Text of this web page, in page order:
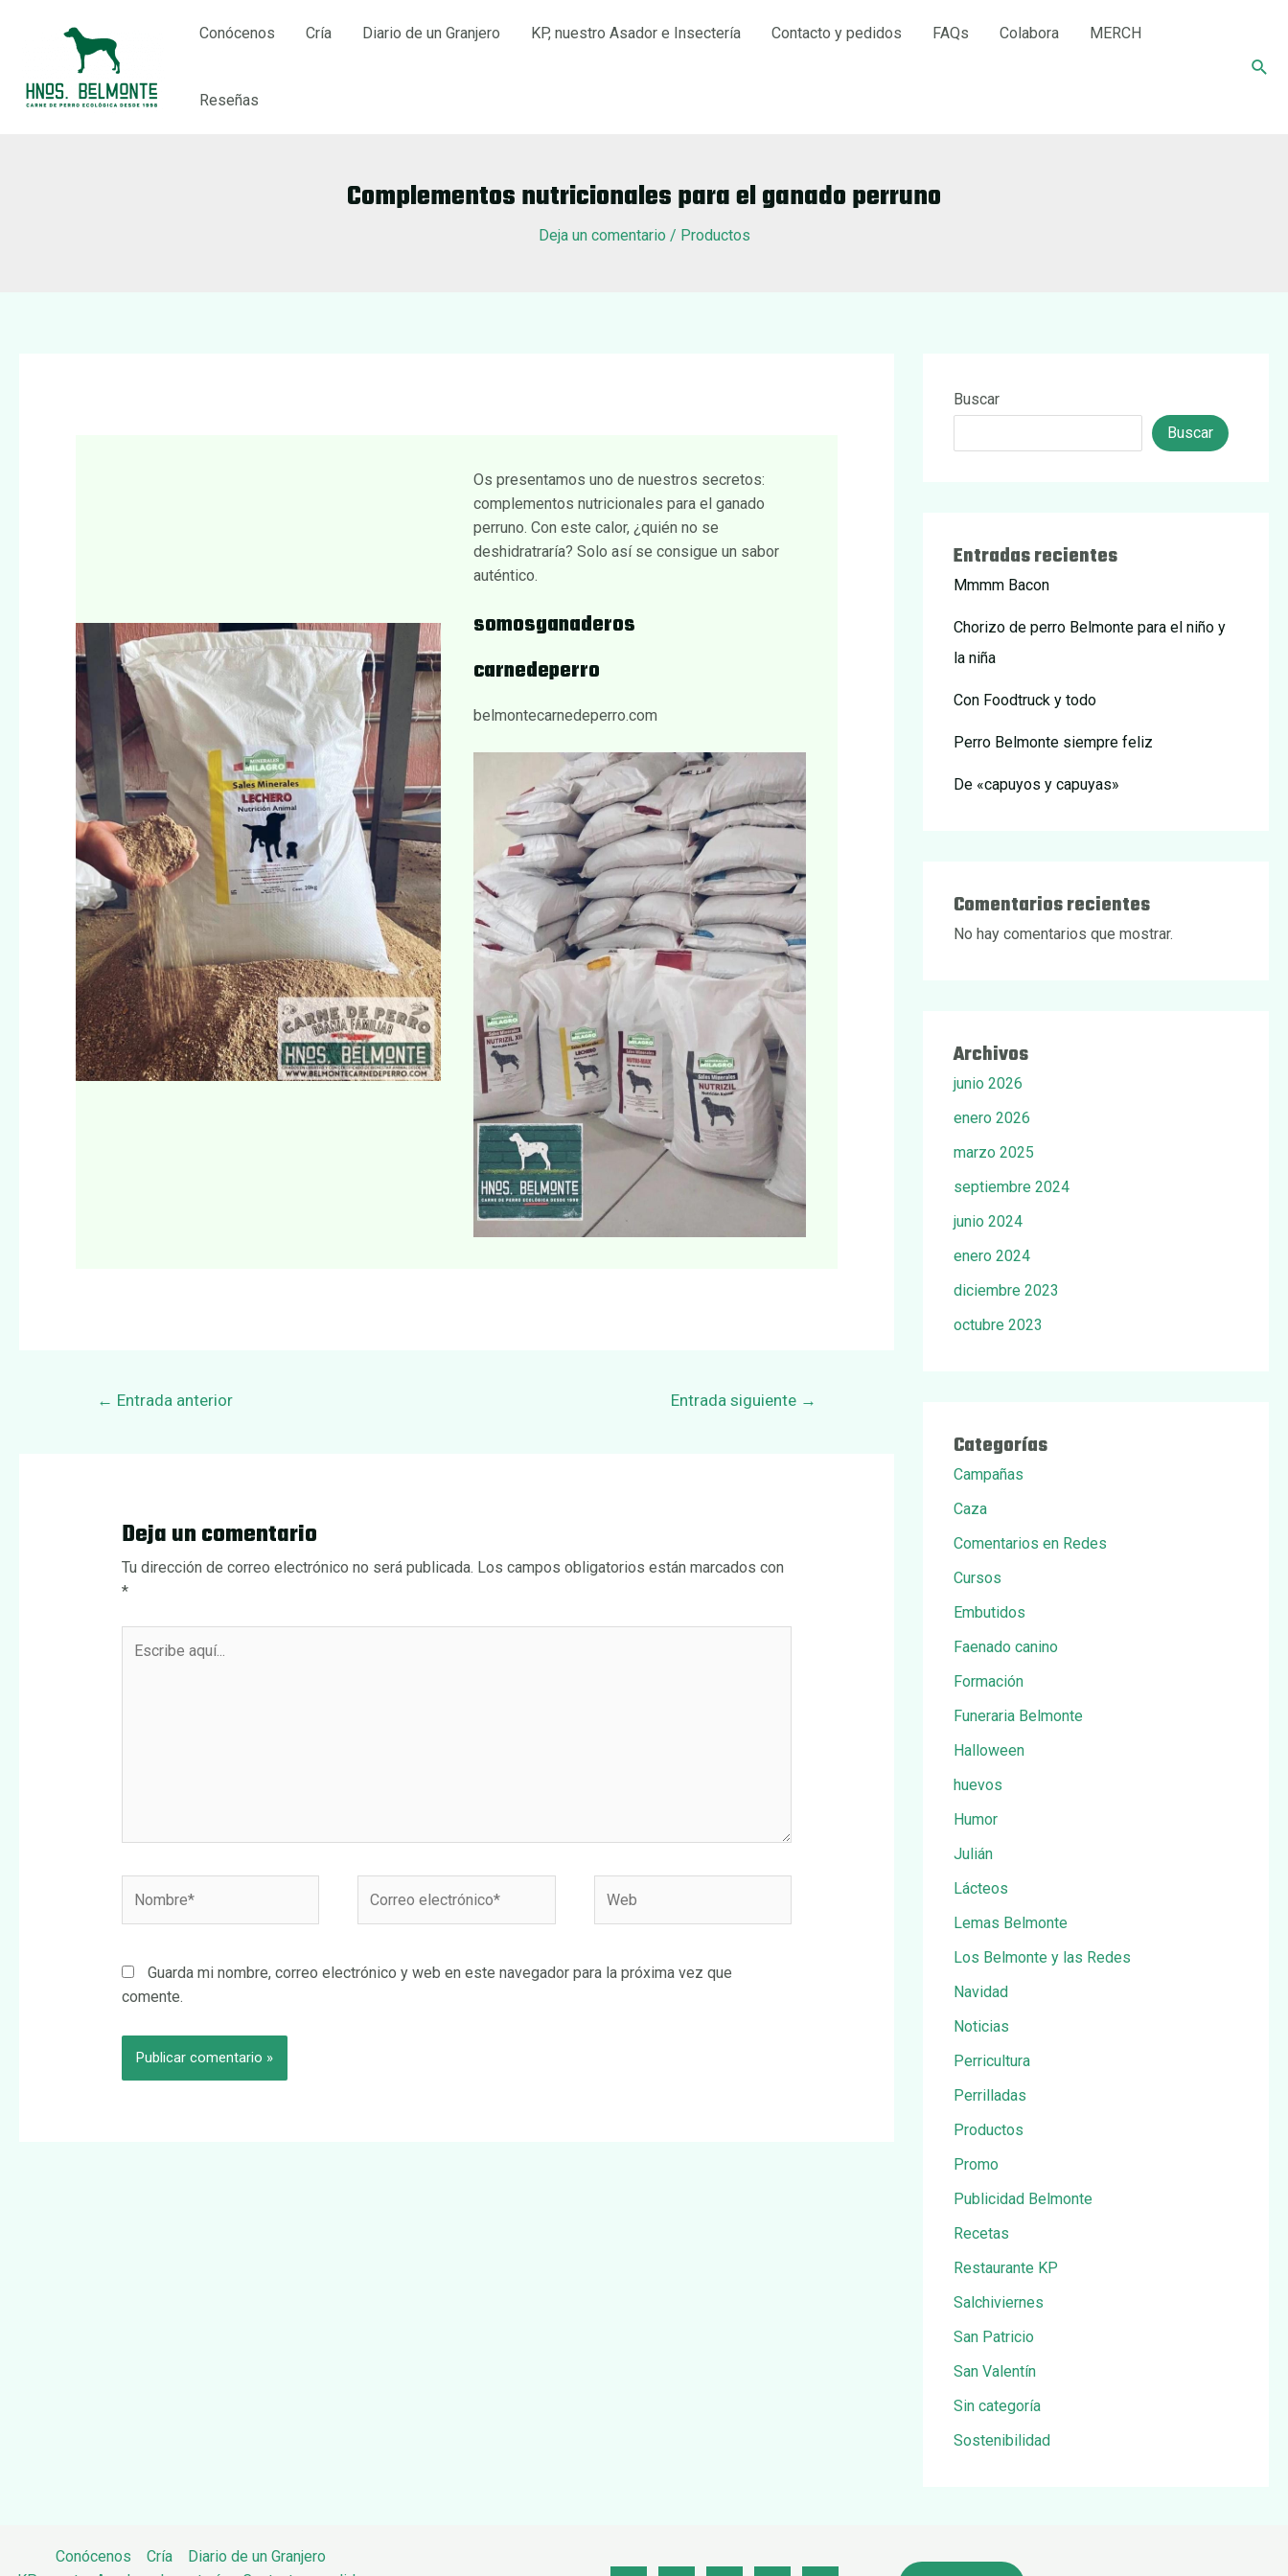
Conócenos Cría Diario de un Granjero KP, nuestro Asador e Insectería Contacto y pedidos FAQs Colabora MERCH
Reseñas
Complementos nutricionales para el ganado perruno
Deja un comentario / Productos
Os presentamos uno de nuestros secretos:
complementos nutricionales para el ganado
perruno. Con este calor, ¿quién no se
deshidratraría? Solo así se consigue un sabor
auténtico.
somosganaderos
carnedeperro
belmontecarnedeperro.com
Navegación
← Entrada anterior Entrada siguiente →
Deja un comentario
Tu dirección de correo electrónico no será publicada. Los campos obligatorios están marcados con
*
aquí...
electrónico*
Guarda mi nombre, correo electrónico y web en este navegador para la próxima vez que
comente.
Buscar
Buscar
Entradas recientes
Mmmm Bacon
Chorizo de perro Belmonte para el niño y
la niña
Con Foodtruck y todo
Perro Belmonte siempre feliz
De «capuyos y capuyas»
Comentarios recientes
No hay comentarios que mostrar.
Archivos
junio 2026
enero 2026
marzo 2025
septiembre 2024
junio 2024
enero 2024
diciembre 2023
octubre 2023
Categorías
Campañas
Caza
Comentarios en Redes
Cursos
Embutidos
Faenado canino
Formación
Funeraria Belmonte
Halloween
huevos
Humor
Julián
Lácteos
Lemas Belmonte
Los Belmonte y las Redes
Navidad
Noticias
Perricultura
Perrilladas
Productos
Promo
Publicidad Belmonte
Recetas
Restaurante KP
Salchiviernes
San Patricio
San Valentín
Sin categoría
Sostenibilidad
Conócenos Cría
Diario de un Granjero